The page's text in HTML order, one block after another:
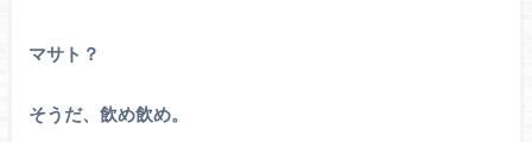
マサト？
そうだ、飲め飲め。